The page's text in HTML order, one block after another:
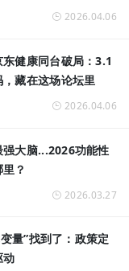
2026.04.06
健康同台破局：3.1
藏在这场论坛里
2026.04.06
大脑...2026功能性
？
2026.03.27
量”找到了：政策定
动